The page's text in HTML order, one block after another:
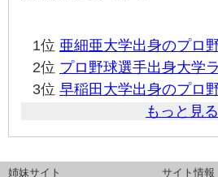
1位 亜細亜大学出身のプロ
2位 プロ野球選手出身大学
3位 早稲田大学出身のプロ
もっと見る
姉妹サイト サイト情報